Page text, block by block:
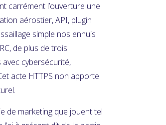
carrément l’ouverture une
aérostier, API, plugin
simple nos ennuis
de plus de trois
cybersécurité,
acte HTTPS non apporte
de marketing que jouent tel